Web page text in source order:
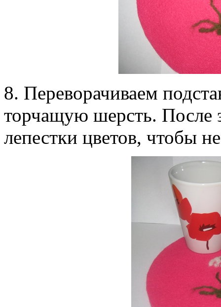
8. Переворачиваем
торчащую шерсть. После
лепестки цветов, чтобы